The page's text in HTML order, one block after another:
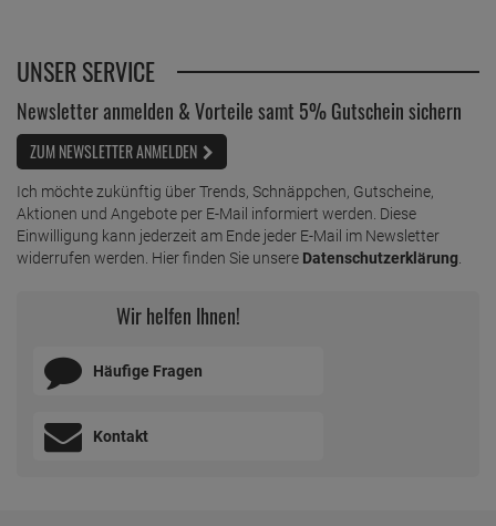
UNSER SERVICE
Newsletter anmelden & Vorteile samt 5% Gutschein sichern
ZUM NEWSLETTER ANMELDEN
Ich möchte zukünftig über Trends, Schnäppchen, Gutscheine,
Aktionen und Angebote per E-Mail informiert werden. Diese
Einwilligung kann jederzeit am Ende jeder E-Mail im Newsletter
widerrufen werden. Hier finden Sie unsere Datenschutzerklärung.
Wir helfen Ihnen!
Häufige Fragen
Kontakt